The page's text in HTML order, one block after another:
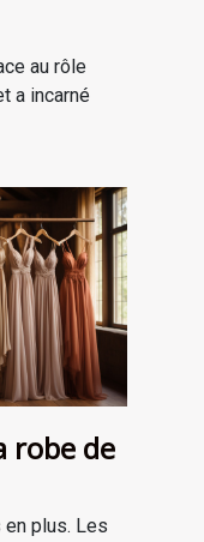
au rôle
a incarné
robe de
en plus. Les